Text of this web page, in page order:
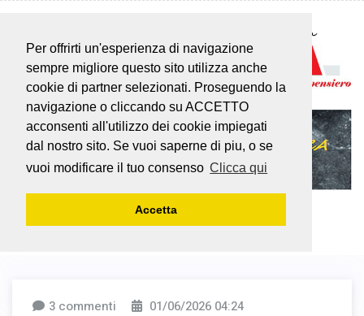
Per offrirti un'esperienza di navigazione
sempre migliore questo sito utilizza anche
cookie di partner selezionati. Proseguendo la
navigazione o cliccando su ACCETTO
acconsenti all'utilizzo dei cookie impiegati
dal nostro sito. Se vuoi saperne di piu, o se
vuoi modificare il tuo consenso Clicca qui
Accetta
3 commenti 01/06/2026 04:24